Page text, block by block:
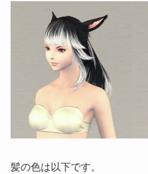
髪の色は以下です。